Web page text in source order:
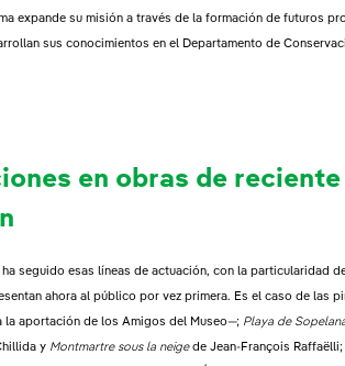
expande su misión a través de la formación de futuros
sus conocimientos en el Departamento de
en obras de
ha seguido esas líneas de actuación, con la particularidad
ahora al público por vez primera. Es el caso de las
la aportación de los Amigos del Museo—; Playa de
y Montmartre sous la neigede Jean-François Raffaëlli;